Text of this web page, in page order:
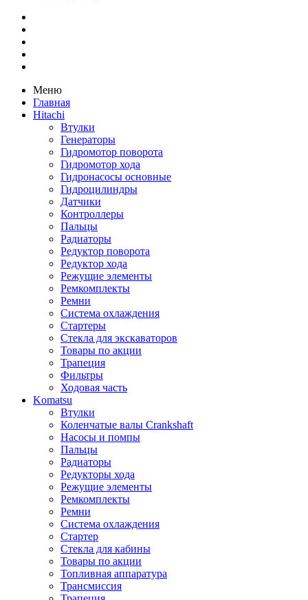
Меню
Главная
Hitachi
Втулки
Генераторы
Гидромотор поворота
Гидромотор хода
Гидронасосы основные
Гидроцилиндры
Датчики
Контроллеры
Пальцы
Радиаторы
Редуктор поворота
Редуктор хода
Режущие элементы
Ремкомплекты
Ремни
Система охлаждения
Стартеры
Стекла для экскаваторов
Товары по акции
Трапеция
Фильтры
Ходовая часть
Komatsu
Втулки
Коленчатые валы Crankshaft
Насосы и помпы
Пальцы
Радиаторы
Редукторы хода
Режущие элементы
Ремкомплекты
Ремни
Система охлаждения
Стартер
Стекла для кабины
Товары по акции
Топливная аппаратура
Трансмиссия